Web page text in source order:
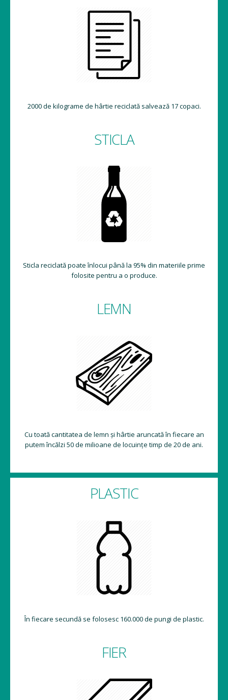
2000 de kilograme de hârtie reciclată salvează 17 copaci.
STICLA
Sticla reciclată poate înlocui până la 95% din materiile prime
folosite pentru a o produce.
LEMN
Cu toată cantitatea de lemn și hârtie aruncată în fiecare an
putem încălzi 50 de milioane de locuințe timp de 20 de ani.
PLASTIC
În fiecare secundă se folosesc 160.000 de pungi de plastic.
FIER